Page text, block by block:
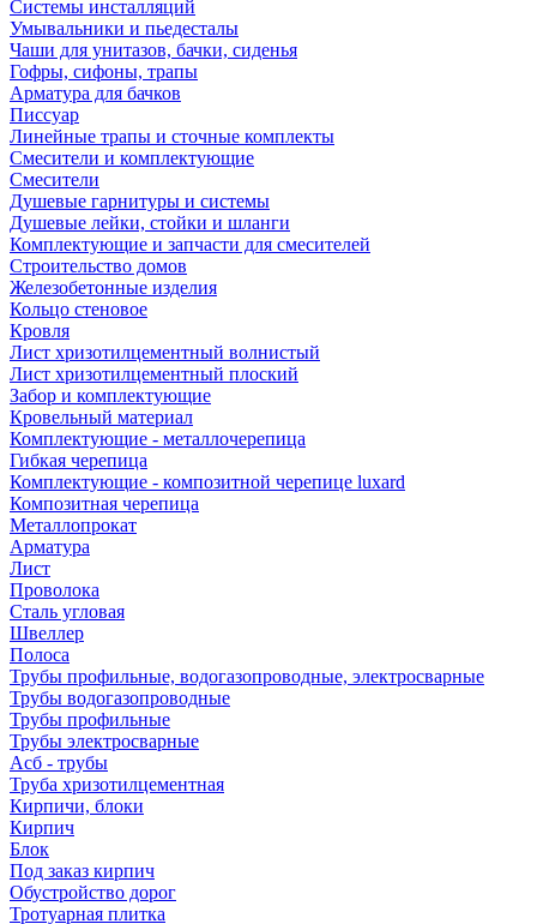
Системы инсталляций
Умывальники и пьедесталы
Чаши для унитазов, бачки, сиденья
Гофры, сифоны, трапы
Арматура для бачков
Писсуар
Линейные трапы и сточные комплекты
Смесители и комплектующие
Смесители
Душевые гарнитуры и системы
Душевые лейки, стойки и шланги
Комплектующие и запчасти для смесителей
Строительство домов
Железобетонные изделия
Кольцо стеновое
Кровля
Лист хризотилцементный волнистый
Лист хризотилцементный плоский
Забор и комплектующие
Кровельный материал
Комплектующие - металлочерепица
Гибкая черепица
Комплектующие - композитной черепице luxard
Композитная черепица
Металлопрокат
Арматура
Лист
Проволока
Сталь угловая
Швеллер
Полоса
Трубы профильные, водогазопроводные, электросварные
Трубы водогазопроводные
Трубы профильные
Трубы электросварные
Асб - трубы
Труба хризотилцементная
Кирпичи, блоки
Кирпич
Блок
Под заказ кирпич
Обустройство дорог
Тротуарная плитка